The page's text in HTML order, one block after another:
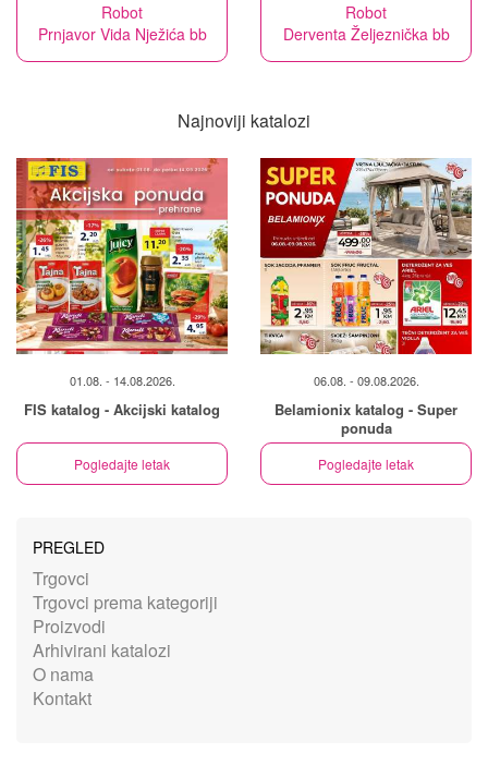
Robot
Prnjavor Vida Nježića bb
Robot
Derventa Željeznička bb
Najnoviji katalozi
01.08. - 14.08.2026.
FIS katalog - Akcijski katalog
Pogledajte letak
06.08. - 09.08.2026.
Belamionix katalog - Super
ponuda
Pogledajte letak
PREGLED
Trgovci
Trgovci prema kategoriji
Proizvodi
Arhivirani katalozi
O nama
Kontakt